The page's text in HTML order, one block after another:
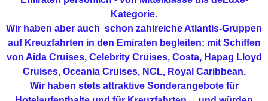
Kategorie.
Wir haben aber auch schon zahlreiche Atlantis-Gruppen
auf Kreuzfahrten in den Emiraten begleiten: mit Schiffen
von Aida Cruises, Celebrity Cruises, Costa, Hapag Lloyd
Cruises, Oceania Cruises, NCL, Royal Caribbean.
Wir haben stets attraktive Sonderangebote für